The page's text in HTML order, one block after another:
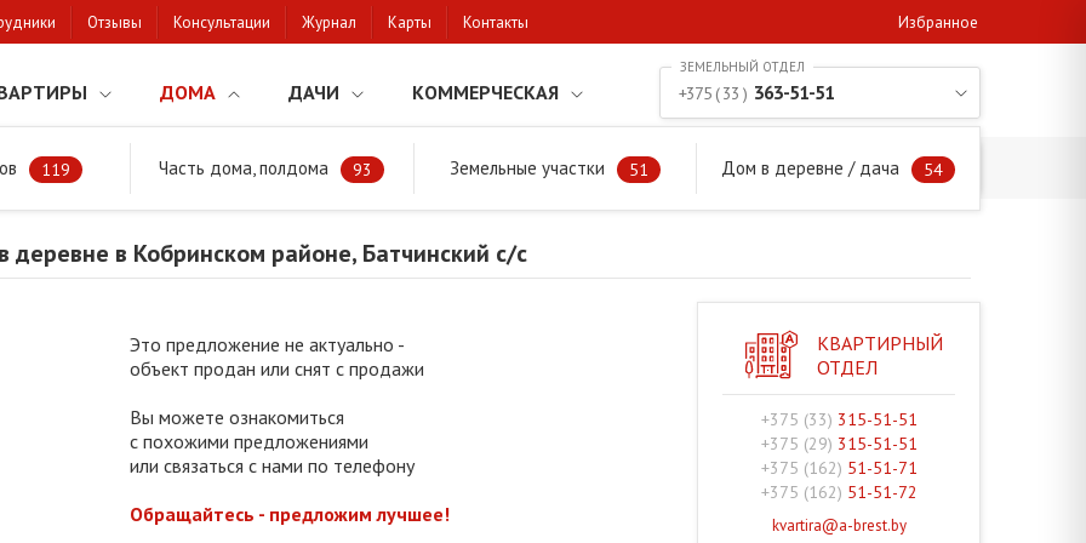
Отзывы Консультации Журнал Карты Контакты Избранное
ДОМА ДАЧИ КОММЕРЧЕСКАЯ
119 Часть дома, полдома 93 Земельные участки 51 Дом в деревне / дача 54
+375 ( 33 ) 363-51-51
Продажа дома в деревне в Кобринском районе, Батчинский с/с
в Кобринском районе, Батчинский с/с
Это предложение не актуально -
объект продан или снят с продажи
Вы можете ознакомиться
с похожими предложениями
или связаться с нами по телефону
Обращайтесь - предложим лучшее!
КВАРТИРНЫЙ
ОТДЕЛ
+375 (33) 315-51-51
+375 (29) 315-51-51
+375 (162) 51-51-71
+375 (162) 51-51-72
kvartira@a-brest.by